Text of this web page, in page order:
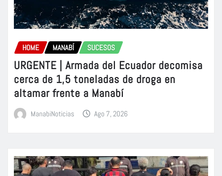
HOME MANABÍ SUCESOS
URGENTE | Armada del Ecuador decomisa
cerca de 1,5 toneladas de droga en
altamar frente a Manabí
ManabiNoticias Ago 7, 2026